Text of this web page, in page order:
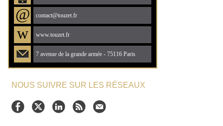
@ contact@touzet.fr
w www.touzet.fr
7 avenue de la grande armée - 75116 Paris
NOUS SUIVRE SUR LES RÉSEAUX